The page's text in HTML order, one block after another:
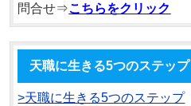
問合せ⇒こちらをクリック
天職に生きる5つのステップ
>天職に生きる5つのステップ